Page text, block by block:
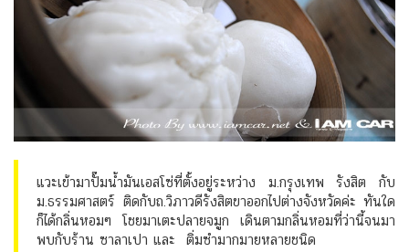
แวะเข้ามาปั๊มน้ำมันเอสโซ่ที่ตั้งอยู่ระหว่าง ม.กรุงเทพ รังสิต กับ
ม.ธรรมศาสตร์ ติดกับถ.วิภาวดีรังสิตขาออกไปต่างจังหวัดค่ะ ทันใด
ก็ได้กลิ่นหอมๆ โชยมาเตะปลายจมูก เดินตามกลิ่นหอมที่ว่านี้จนมา
พบกับร้าน ซาลาเปา และ ติ่มซำมากมายหลายชนิด